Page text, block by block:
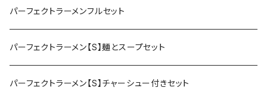
パーフェクトラーメンフルセット
パーフェクトラーメン【S】麺とスープセット
パーフェクトラーメン【S】チャーシュー付きセット